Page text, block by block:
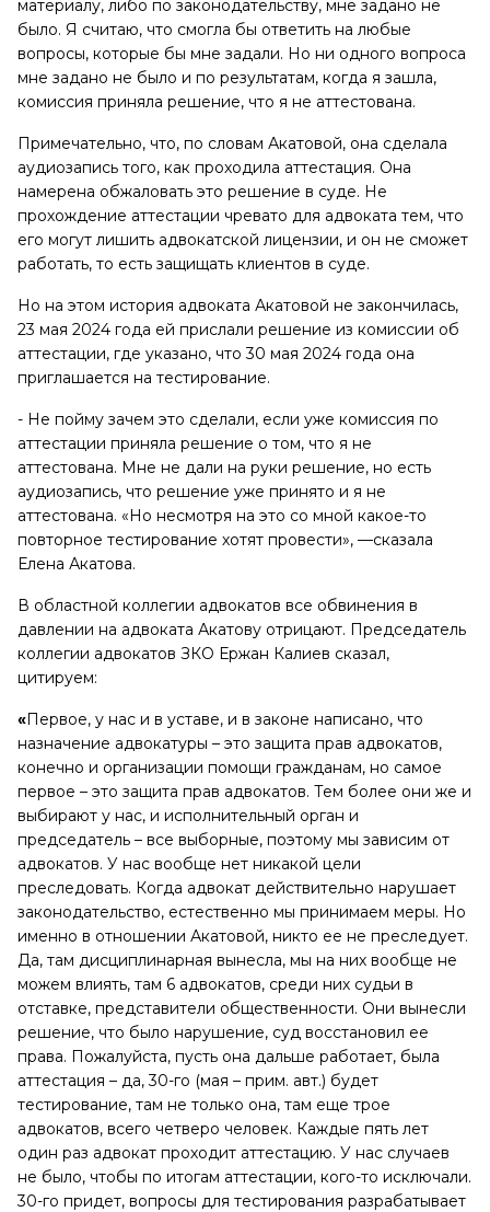
материалу, либо по законодательству, мне задано не
было. Я считаю, что смогла бы ответить на любые
вопросы, которые бы мне задали. Но ни одного вопроса
мне задано не было и по результатам, когда я зашла,
комиссия приняла решение, что я не аттестована.
Примечательно, что, по словам Акатовой, она сделала
аудиозапись того, как проходила аттестация. Она
намерена обжаловать это решение в суде. Не
прохождение аттестации чревато для адвоката тем, что
его могут лишить адвокатской лицензии, и он не сможет
работать, то есть защищать клиентов в суде.
Но на этом история адвоката Акатовой не закончилась,
23 мая 2024 года ей прислали решение из комиссии об
аттестации, где указано, что 30 мая 2024 года она
приглашается на тестирование.
- Не пойму зачем это сделали, если уже комиссия по
аттестации приняла решение о том, что я не
аттестована. Мне не дали на руки решение, но есть
аудиозапись, что решение уже принято и я не
аттестована. «Но несмотря на это со мной какое-то
повторное тестирование хотят провести», —сказала
Елена Акатова.
В областной коллегии адвокатов все обвинения в
давлении на адвоката Акатову отрицают. Председатель
коллегии адвокатов ЗКО Ержан Калиев сказал,
цитируем:
«Первое, у нас и в уставе, и в законе написано, что
назначение адвокатуры – это защита прав адвокатов,
конечно и организации помощи гражданам, но самое
первое – это защита прав адвокатов. Тем более они же и
выбирают у нас, и исполнительный орган и
председатель – все выборные, поэтому мы зависим от
адвокатов. У нас вообще нет никакой цели
преследовать. Когда адвокат действительно нарушает
законодательство, естественно мы принимаем меры. Но
именно в отношении Акатовой, никто ее не преследует.
Да, там дисциплинарная вынесла, мы на них вообще не
можем влиять, там 6 адвокатов, среди них судьи в
отставке, представители общественности. Они вынесли
решение, что было нарушение, суд восстановил ее
права. Пожалуйста, пусть она дальше работает, была
аттестация – да, 30-го (мая – прим. авт.) будет
тестирование, там не только она, там еще трое
адвокатов, всего четверо человек. Каждые пять лет
один раз адвокат проходит аттестацию. У нас случаев
не было, чтобы по итогам аттестации, кого-то исключали.
30-го придет, вопросы для тестирования разрабатывает